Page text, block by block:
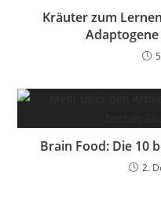
Kräuter zum
Brain Food: Die 10
2.